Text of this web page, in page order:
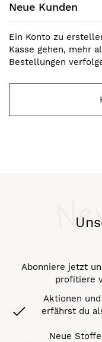
Neue Kunden
Ein Konto zu
Kasse gehen, mehr
Bestellungen
Abonniere jetzt
profitiere
Aktionen
erfährst du
Neue